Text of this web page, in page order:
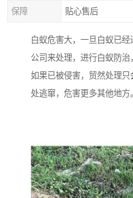
保障 贴心售后
白蚁危害大，一旦白蚁已
公司来处理，进行白蚁防
如果已被侵害，贸然处理
处逃窜，危害更多其他地方。